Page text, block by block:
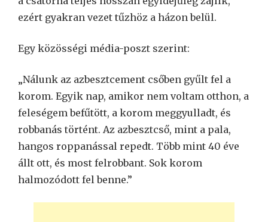
ezért gyakran vezet tűzhöz a házon belül.
Egy közösségi média-poszt szerint:
„Nálunk az azbesztcement csőben gyűlt fel a
korom. Egyik nap, amikor nem voltam otthon, a
feleségem befűtött, a korom meggyulladt, és
robbanás történt. Az azbesztcső, mint a pala,
hangos roppanással repedt. Több mint 40 éve
állt ott, és most felrobbant. Sok korom
halmozódott fel benne.”